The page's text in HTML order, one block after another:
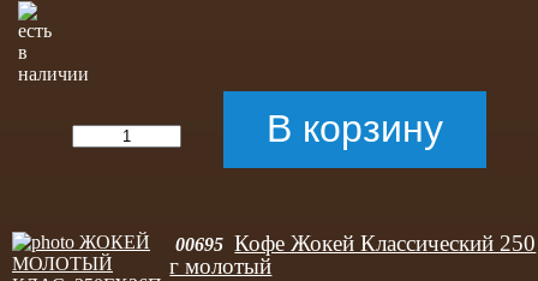
00695 Кофе Жокей Классический 250
г молотый